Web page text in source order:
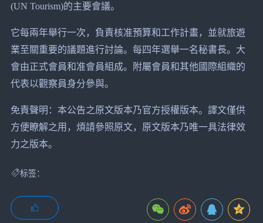
(UN Tourism)的主要會議。
它每兩年舉行一次，負責核准預算和工作計畫，並就旅遊
業至關重要的議題進行討論。每四年選舉一名秘書長。大
會由正式會員和准會員組成。附屬會員和其他國際組織的
代表以觀察員身分參與。
免責聲明：本公告之原文版本乃官方授權版本。譯文僅供
方便瞭解之用，煩請參照原文，原文版本乃唯一具法律效
力之版本。
标签：